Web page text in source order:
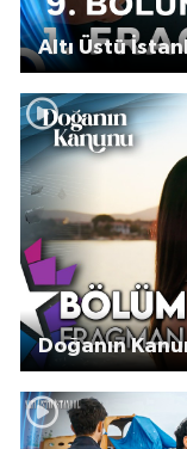
Altı Üstü
Doğanın